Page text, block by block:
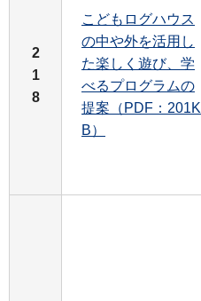
2
1
8
こどもログハウス
の中や外を活用し
た楽しく遊び、学
べるプログラムの
提案（PDF：201K
B）